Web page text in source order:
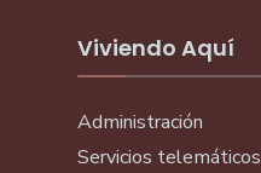
Viviendo Aquí
Administración
Servicios telemáticos